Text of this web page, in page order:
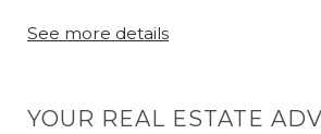
See more details
YOUR REAL ESTATE